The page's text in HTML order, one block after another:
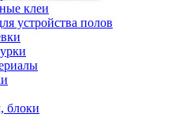
клеи
устройства полов
блоки